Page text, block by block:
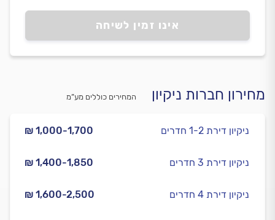
אינו זמין לשיחה
מחירון חברות ניקיון המחירים כוללים מע”מ
₪ 1,000-1,700 ניקיון דירת 1-2 חדרים
₪ 1,400-1,850 ניקיון דירת 3 חדרים
₪ 1,600-2,500 ניקיון דירת 4 חדרים